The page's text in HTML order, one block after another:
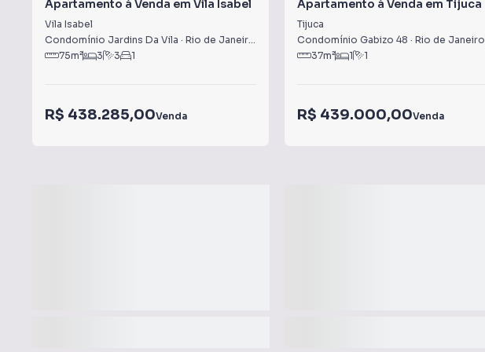
Apartamento à Venda em Vila Isabel
Vila Isabel
Condomínio Jardins Da Vila · Rio de Janeiro
75m² 3 3 1
R$ 438.285,00Venda
Apartamento à Venda em Tijuca
Tijuca
Condomínio Gabizo 48 · Rio de Janeiro
37m² 1 1
R$ 439.000,00Venda